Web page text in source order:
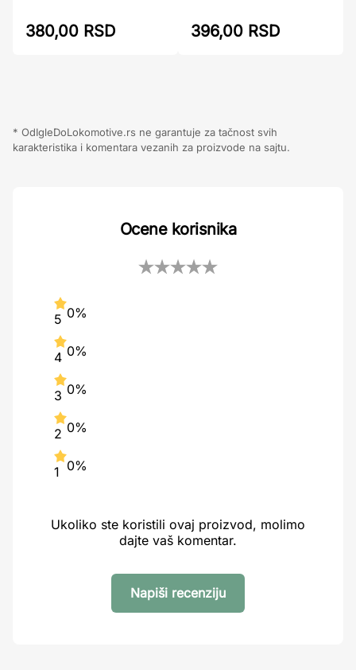
380,00 RSD 396,00 RSD
* OdIgleDoLokomotive.rs ne garantuje za tačnost svih
karakteristika i komentara vezanih za proizvode na sajtu.
Ocene korisnika
5 0%
4 0%
3 0%
2 0%
1 0%
Ukoliko ste koristili ovaj proizvod, molimo
dajte vaš komentar.
Napiši recenziju